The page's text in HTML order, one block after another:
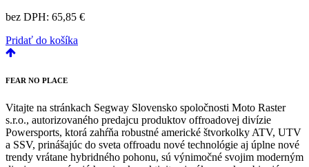
bez DPH: 65,85 €
Pridať do košíka
FEAR NO PLACE
Vitajte na stránkach Segway Slovensko spoločnosti Moto Raster
s.r.o., autorizovaného predajcu produktov offroadovej divízie
Powersports, ktorá zahŕňa robustné americké štvorkolky ATV, UTV
a SSV, prinášajúc do sveta offroadu nové technológie aj úplne nové
trendy vrátane hybridného pohonu, sú výnimočné svojim moderným